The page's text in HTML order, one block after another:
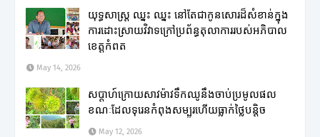
យុទ្ធសាស្ត្រ ឈ្នះ ឈ្នះ នៅតែជាកូនសោរដ៏សំខាន់ក្នុង
ការដោះស្រាយវិវាទក្រៅប្រព័ន្ធតុលាការរបស់អភិបាល
ខេត្តកំពត
May 14, 2026
សប្តាហ៍ក្រោយសាវម៉ាវទឹកឈូនឹងចាប់ប្រមូលផល
ខណៈដែលទុរេនកំពុងសម្បូរហើយធ្លាក់ថ្លៃបន្តិច
May 12, 2026